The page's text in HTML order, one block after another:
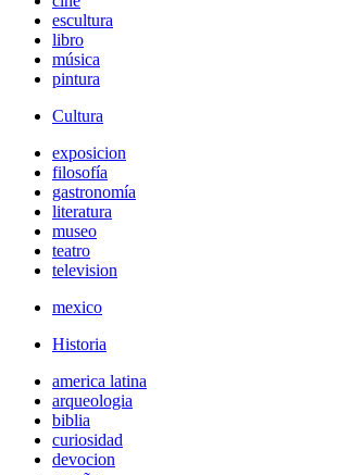
escultura
libro
música
pintura
Cultura
exposicion
filosofía
gastronomía
literatura
museo
teatro
television
mexico
Historia
america latina
arqueologia
biblia
curiosidad
devocion